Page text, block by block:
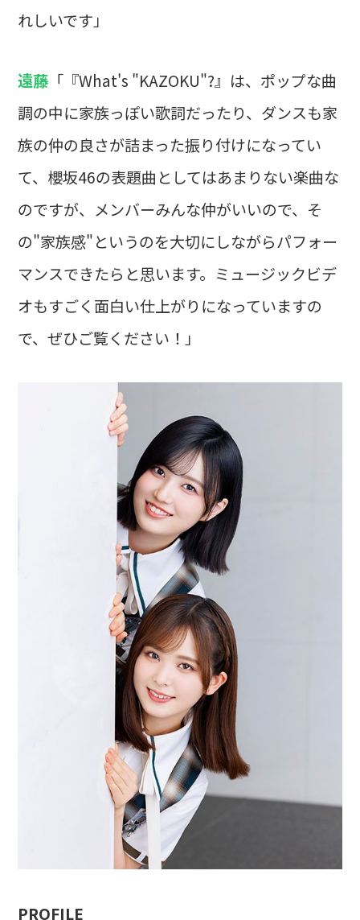
れしいです」
遠藤 「『What's "KAZOKU"?』は、ポップな曲
調の中に家族っぽい歌詞だったり、ダンスも家
族の仲の良さが詰まった振り付けになってい
て、櫻坂46の表題曲としてはあまりない楽曲な
のですが、メンバーみんな仲がいいので、そ
の"家族感"というのを大切にしながらパフォー
マンスできたらと思います。ミュージックビデ
オもすごく面白い仕上がりになっていますの
で、ぜひご覧ください！」
PROFILE